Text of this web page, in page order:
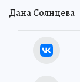
Дана Солнцева